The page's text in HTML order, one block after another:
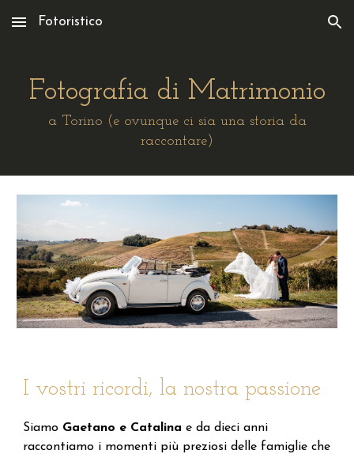
Skip to main content Skip to navigation
Fotoristico
Fotografia di Matrimonio
a Torino (e ovunque ci sia una storia da
raccontare)
I vostri ricordi, la nostra passione
Siamo Gaetano e Catalina e da dieci anni
raccontiamo i momenti più preziosi delle famiglie che